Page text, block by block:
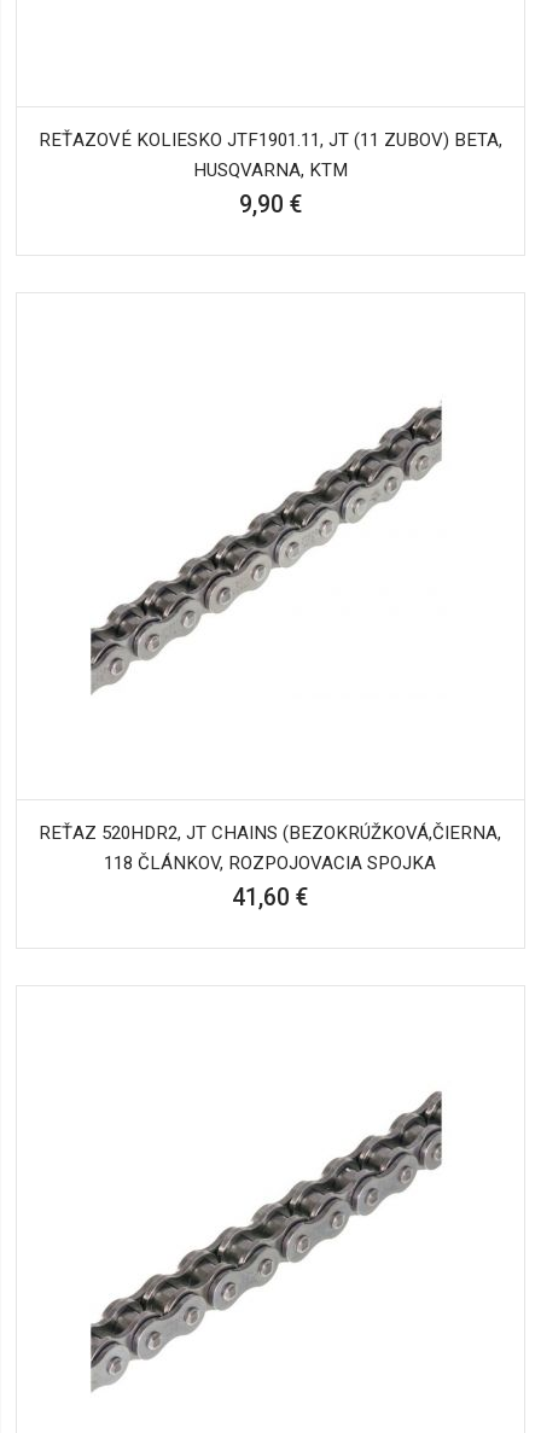
REŤAZOVÉ KOLIESKO JTF1901.11, JT (11 ZUBOV) BETA,
HUSQVARNA, KTM
9,90 €
REŤAZ 520HDR2, JT CHAINS (BEZOKRÚŽKOVÁ,ČIERNA,
118 ČLÁNKOV, ROZPOJOVACIA SPOJKA
41,60 €